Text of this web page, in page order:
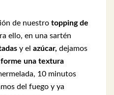
de nuestro topping de
ello, en una sartén
y el azúcar, dejamos
una textura
10 minutos
del fuego y ya